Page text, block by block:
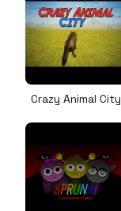
Crazy Animal City